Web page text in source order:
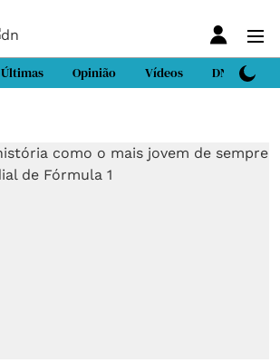
Últimas Opinião Vídeos DN Sport